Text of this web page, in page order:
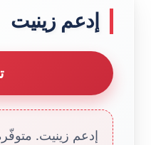
إدعم زينيت
إدعم زينيت.